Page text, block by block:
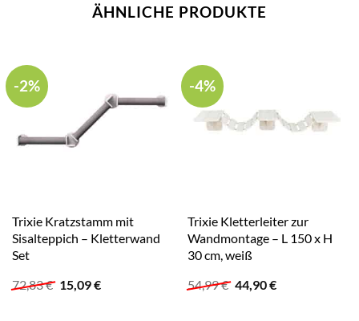
ÄHNLICHE PRODUKTE
-2%
Trixie Kratzstamm mit
Sisalteppich – Kletterwand
Set
72,83€ Ursprünglicher
15,09€Aktueller
-4%
Trixie Kletterleiter zur
Wandmontage – L 150 x H
30 cm, weiß
54,99€ Ursprünglicher
44,90€Aktueller